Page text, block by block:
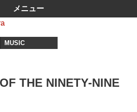
メニュー
MUSIC
THE NINETY-NINE